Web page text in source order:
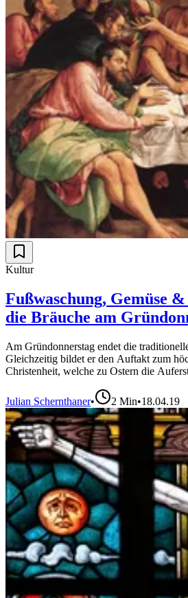
Kultur
Fußwaschung, Gemüse
die Bräuche am
Am Gründonnerstag endet die
Gleichzeitig bildet er den Auftakt zum
Christenheit, welche zu Ostern die
Julian Schernthaner• 2 Min•18.04.19